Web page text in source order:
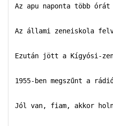
Az apu naponta több
Az állami zeneiskola
Ezután jött a Kígyósi-
1955-ben megszűnt a
Jól van, fiam, akkor